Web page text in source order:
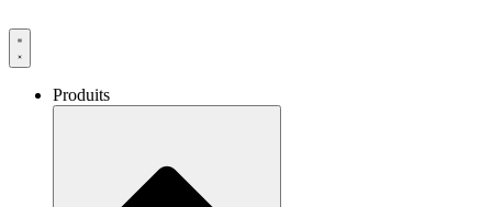
Produits